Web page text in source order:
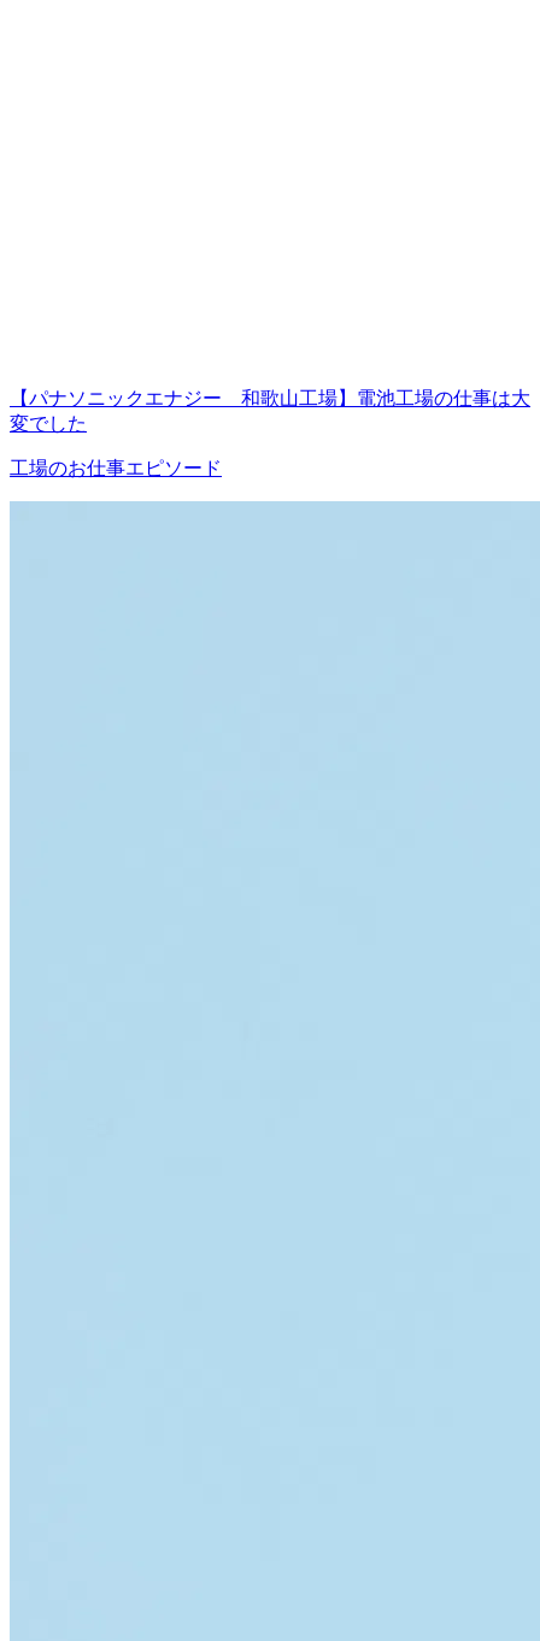
【パナソニックエナジー 和歌山工場】電池工場の仕事は大
変でした
工場のお仕事エピソード